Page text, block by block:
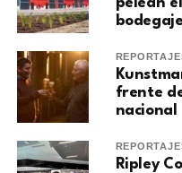
pelean
frente
nacional
Ripley